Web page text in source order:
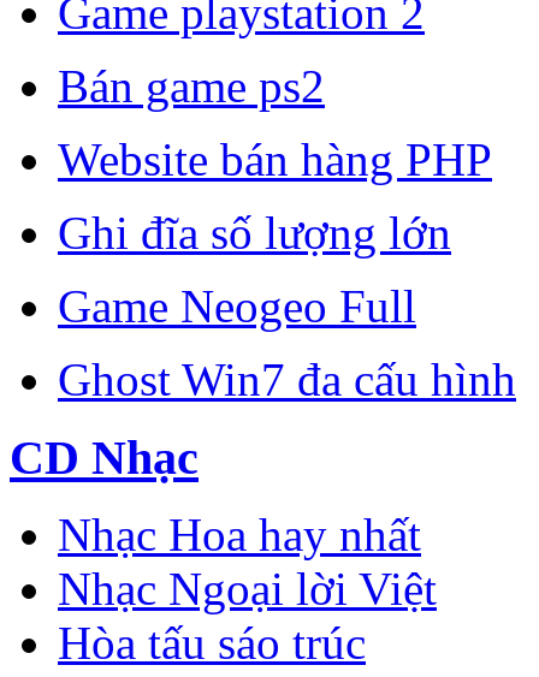
Game playstation 2
Bán game ps2
Website bán hàng PHP
Ghi đĩa số lượng lớn
Game Neogeo Full
Ghost Win7 đa cấu hình
CD Nhạc
Nhạc Hoa hay nhất
Nhạc Ngoại lời Việt
Hòa tấu sáo trúc